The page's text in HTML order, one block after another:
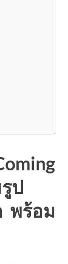
ป
พร้อม